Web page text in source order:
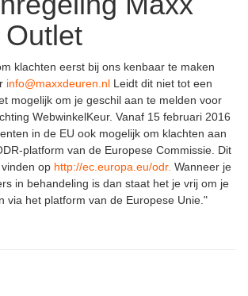
Getint Glas (10)
klachten eerst bij ons kenbaar te maken
info@maxxdeuren.nl Leidt dit niet tot een
mogelijk om je geschil aan te melden voor
WebwinkelKeur. Vanaf 15 februari 2016
in de EU ook mogelijk om klachten aan
platform van de Europese Commissie. Dit
op http://ec.europa.eu/odr. Wanneer je
in behandeling is dan staat het je vrij om je
via het platform van de Europese Unie."